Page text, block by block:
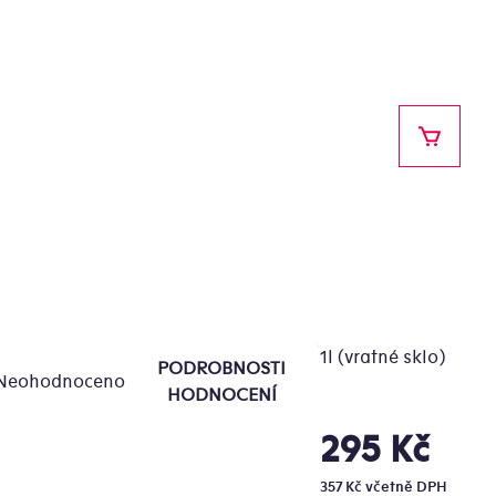
PODROBNOSTI
HODNOCENÍ
295 Kč
357 Kč včetně DPH
Měrná
cena:
1l (vratné sklo)